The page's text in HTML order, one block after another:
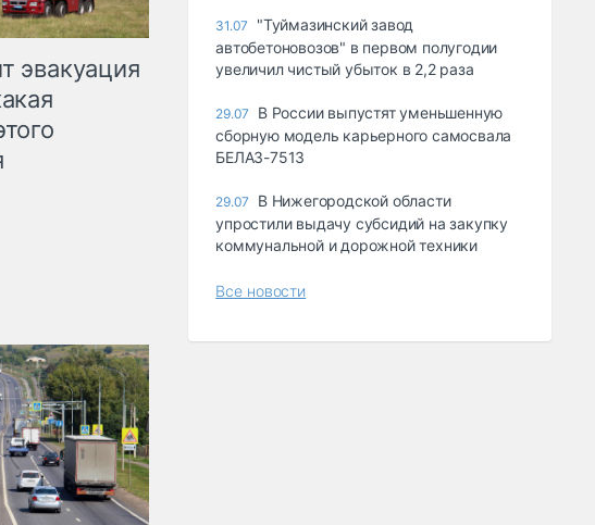
эвакуация
31.07
"Туймазинский завод
автобетоновозов" в первом полугодии
увеличил чистый убыток в 2,2 раза
29.07
В России выпустят уменьшенную
сборную модель карьерного самосвала
БЕЛАЗ-7513
29.07
В Нижегородской области
упростили выдачу субсидий на закупку
коммунальной и дорожной техники
Все новости